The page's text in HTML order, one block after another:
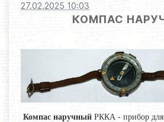
27.02.2025 10:03
КОМПАС
Компас наручный РККА - прибор для